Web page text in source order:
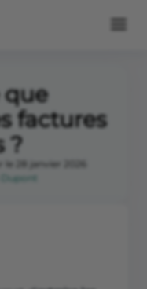
que
factures
?
le 28 janvier 2026